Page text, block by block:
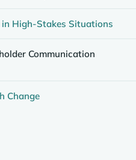
High-Stakes Situations
Communication
Change